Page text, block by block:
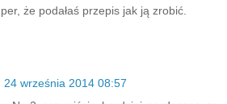
że podałaś przepis jak ją zrobić.
24 września 2014 08:57